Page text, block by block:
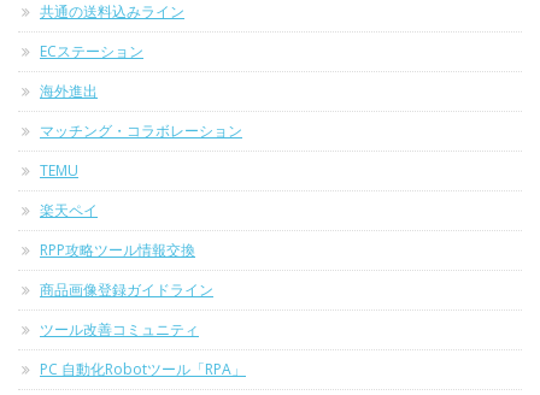
共通の送料込みライン
ECステーション
海外進出
マッチング・コラボレーション
TEMU
楽天ペイ
RPP攻略ツール情報交換
商品画像登録ガイドライン
ツール改善コミュニティ
PC 自動化Robotツール「RPA」